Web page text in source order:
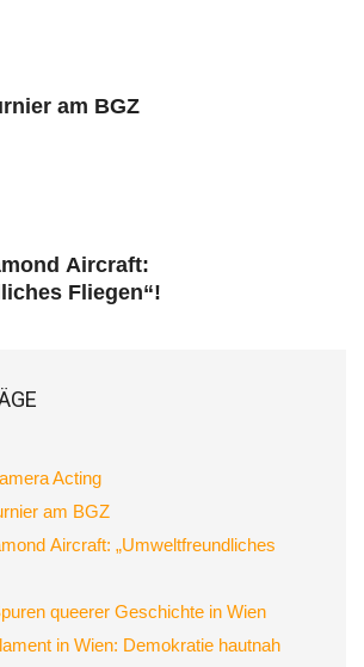
am BGZ
Aircraft:
Fliegen“!
Acting
am BGZ
Aircraft: „Umweltfreundliches
queerer Geschichte in Wien
in Wien: Demokratie hautnah